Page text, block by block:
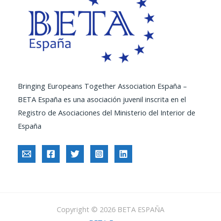
Bringing Europeans Together Association España –
BETA España es una asociación juvenil inscrita en el
Registro de Asociaciones del Ministerio del Interior de
España
Copyright © 2026 BETA ESPAÑA